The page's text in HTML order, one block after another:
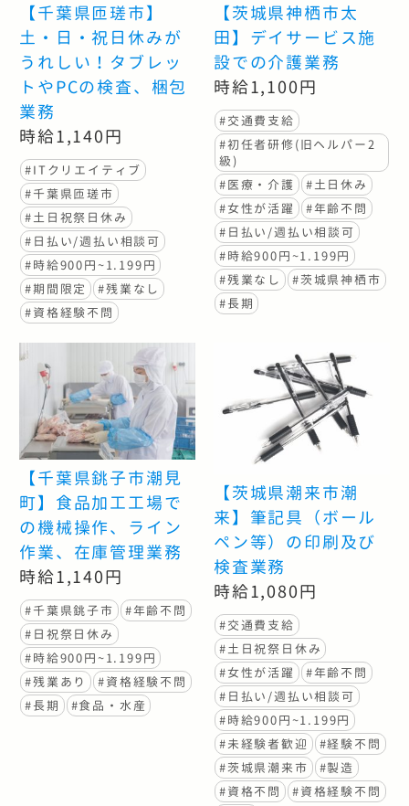
【千葉県匝瑳市】
土・日・祝日休みが
うれしい！タブレッ
トやPCの検査、梱包
業務
時給1,140円
#ITクリエイティブ
#千葉県匝瑳市
#土日祝祭日休み
#日払い/週払い相談可
#時給900円~1.199円
#期間限定
#残業なし
#資格経験不問
【茨城県神栖市太
田】デイサービス施
設での介護業務
時給1,100円
#交通費支給
#初任者研修(旧ヘルパー2
級)
#医療・介護
#土日休み
#女性が活躍
#年齢不問
#日払い/週払い相談可
#時給900円~1.199円
#残業なし
#茨城県神栖市
#長期
【千葉県銚子市潮見
町】食品加工工場で
の機械操作、ライン
作業、在庫管理業務
時給1,140円
#千葉県銚子市
#年齢不問
#日祝祭日休み
#時給900円~1.199円
#残業あり
#資格経験不問
#長期
#食品・水産
【茨城県潮来市潮
来】筆記具（ボール
ペン等）の印刷及び
検査業務
時給1,080円
#交通費支給
#土日祝祭日休み
#女性が活躍
#年齢不問
#日払い/週払い相談可
#時給900円~1.199円
#未経験者歓迎
#経験不問
#茨城県潮来市
#製造
#資格不問
#資格経験不問